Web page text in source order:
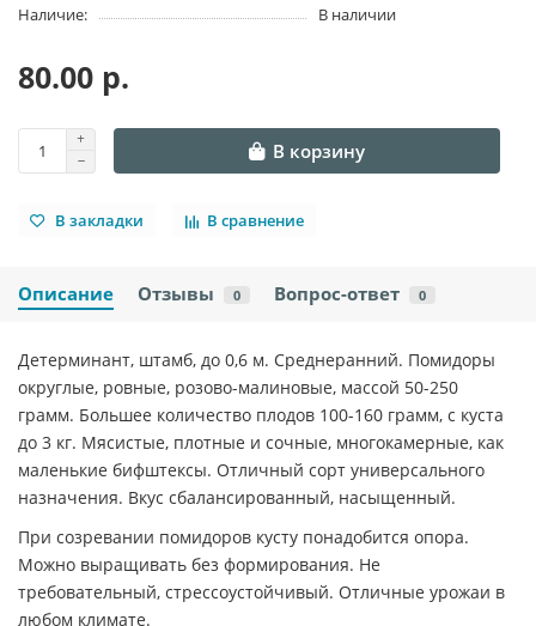
Наличие:
В наличии
80.00 р.
В корзину
В закладки В сравнение
Описание Отзывы 0 Вопрос-ответ 0
Детерминант, штамб, до 0,6 м. Среднеранний. Помидоры
округлые, ровные, розово-малиновые, массой 50-250
грамм. Большее количество плодов 100-160 грамм, с куста
до 3 кг. Мясистые, плотные и сочные, многокамерные, как
маленькие бифштексы. Отличный сорт универсального
назначения. Вкус сбалансированный, насыщенный.
При созревании помидоров кусту понадобится опора.
Можно выращивать без формирования. Не
требовательный, стрессоустойчивый. Отличные урожаи в
любом климате.